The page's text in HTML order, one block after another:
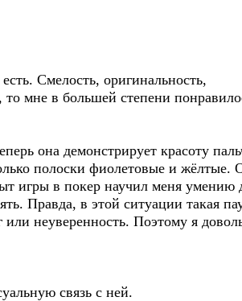
Смелость, оригинальность,
мне в большей степени
она демонстрирует красоту
полоски фиолетовые и жёлтые.
игры в покер научил меня умению
Правда, в этой ситуации такая
неуверенность. Поэтому я
связь с ней.